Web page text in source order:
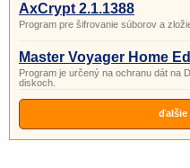
AxCrypt 2.1.1388
Program pre šifrovanie súborov a
Master Voyager Home
Program je určený na ochranu dát na
diskoch.
ďalšie